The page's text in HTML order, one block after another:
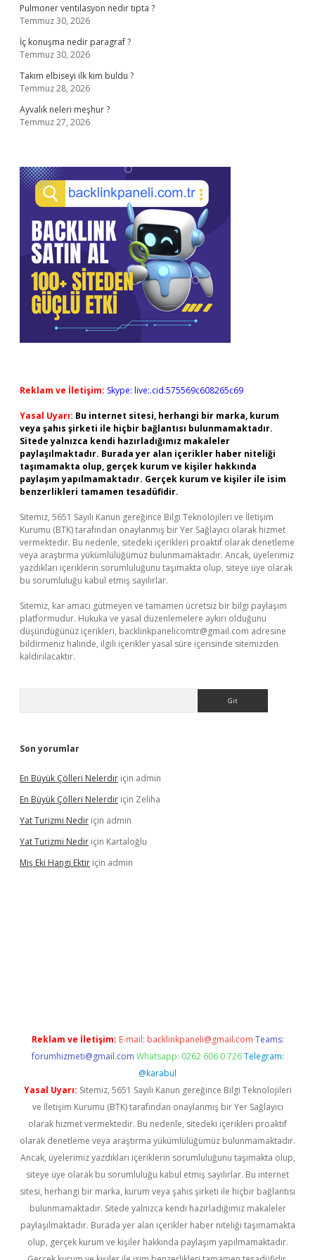
Pulmoner ventilasyon nedir tıpta ?
Temmuz 30, 2026
İç konuşma nedir paragraf ?
Temmuz 30, 2026
Takım elbiseyi ilk kim buldu ?
Temmuz 28, 2026
Ayvalık neleri meşhur ?
Temmuz 27, 2026
Reklam ve İletişim: Skype: live:.cid.575569c608265c69
Yasal Uyarı: Bu internet sitesi, herhangi bir marka, kurum
veya şahıs şirketi ile hiçbir bağlantısı bulunmamaktadır.
Sitede yalnızca kendi hazırladığımız makaleler
paylaşılmaktadır. Burada yer alan içerikler haber niteliği
taşımamakta olup, gerçek kurum ve kişiler hakkında
paylaşım yapılmamaktadır. Gerçek kurum ve kişiler ile isim
benzerlikleri tamamen tesadüfidir.
Sitemiz, 5651 Sayılı Kanun gereğince Bilgi Teknolojileri ve İletişim
Kurumu (BTK) tarafından onaylanmış bir Yer Sağlayıcı olarak hizmet
vermektedir. Bu nedenle, sitedeki içerikleri proaktif olarak denetleme
veya araştırma yükümlülüğümüz bulunmamaktadır. Ancak, üyelerimiz
yazdıkları içeriklerin sorumluluğunu taşımakta olup, siteye üye olarak
bu sorumluluğu kabul etmiş sayılırlar.
Sitemiz, kar amacı gütmeyen ve tamamen ücretsiz bir bilgi paylaşım
platformudur. Hukuka ve yasal düzenlemelere aykırı olduğunu
düşündüğünüz içerikleri, backlinkpanelicomtr@gmail.com adresine
bildirmeniz halinde, ilgili içerikler yasal süre içerisinde sitemizden
kaldırılacaktır.
Son yorumlar
En Büyük Çölleri Nelerdir için admin
En Büyük Çölleri Nelerdir için Zeliha
Yat Turizmi Nedir için admin
Yat Turizmi Nedir için Kartaloğlu
Miş Eki Hangi Ektir için admin
Reklam ve İletişim: E-mail: backlinkpaneli@gmail.com Teams:
forumhizmeti@gmail.com Whatsapp: 0262 606 0 726 Telegram:
@karabul
Yasal Uyarı: Sitemiz, 5651 Sayılı Kanun gereğince Bilgi Teknolojileri
ve İletişim Kurumu (BTK) tarafından onaylanmış bir Yer Sağlayıcı
olarak hizmet vermektedir. Bu nedenle, sitedeki içerikleri proaktif
olarak denetleme veya araştırma yükümlülüğümüz bulunmamaktadır.
Ancak, üyelerimiz yazdıkları içeriklerin sorumluluğunu taşımakta olup,
siteye üye olarak bu sorumluluğu kabul etmiş sayılırlar. Bu internet
sitesi, herhangi bir marka, kurum veya şahıs şirketi ile hiçbir bağlantısı
bulunmamaktadır. Sitede yalnızca kendi hazırladığımız makaleler
paylaşılmaktadır. Burada yer alan içerikler haber niteliği taşımamakta
olup, gerçek kurum ve kişiler hakkında paylaşım yapılmamaktadır.